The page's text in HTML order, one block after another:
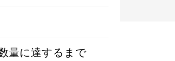
量に達するまで